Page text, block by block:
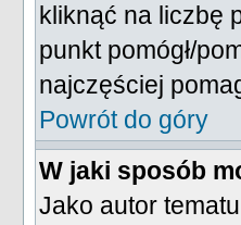
kliknąć na liczbę
punkt pomógł/
najczęściej
Powrót do góry
W jaki sposób
Jako autor